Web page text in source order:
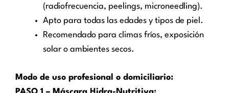
(radiofrecuencia, peelings, microneedling).
Apto para todas las edades y tipos de piel.
Recomendado para climas fríos, exposición
solar o ambientes secos.
Modo de uso profesional o domiciliario: